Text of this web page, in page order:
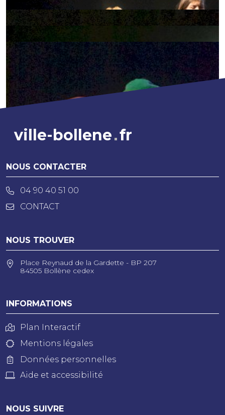
ville-bollene fr
NOUS CONTACTER
04 90 40 51 00
CONTACT
NOUS TROUVER
Place Reynaud de la Gardette - BP 207
84505 Bollène cedex
INFORMATIONS
Plan Interactif
Mentions légales
Données personnelles
Aide et accessibilité
NOUS SUIVRE